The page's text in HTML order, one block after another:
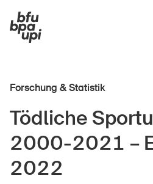
Sport & Bewegung
Zuhause & Garten
Gebäude & Anlagen
Forschung & Statistik
Tödliche
2000-2021 –
2022